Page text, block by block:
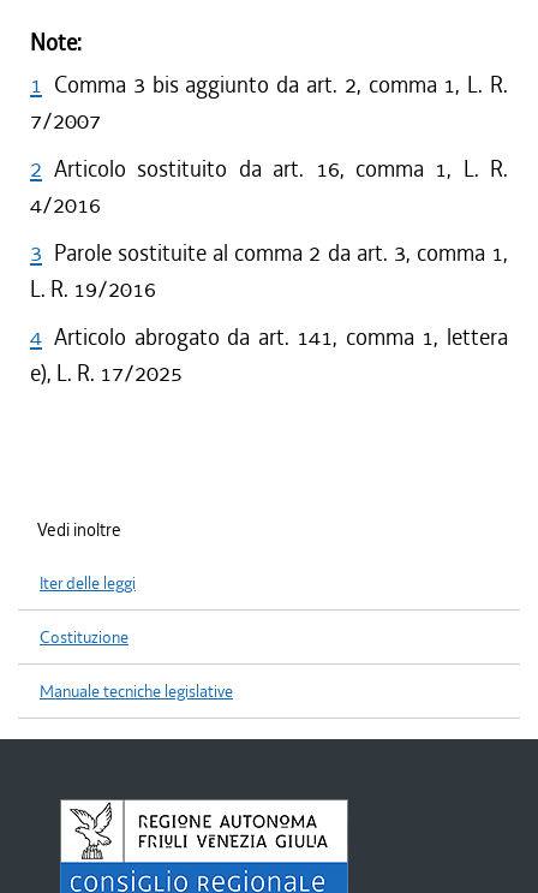
Note:
1 Comma 3 bis aggiunto da art. 2, comma 1, L. R.
7/2007
2 Articolo sostituito da art. 16, comma 1, L. R.
4/2016
3 Parole sostituite al comma 2 da art. 3, comma 1,
L. R. 19/2016
4 Articolo abrogato da art. 141, comma 1, lettera
e), L. R. 17/2025
Vedi inoltre
Iter delle leggi
Costituzione
Manuale tecniche legislative